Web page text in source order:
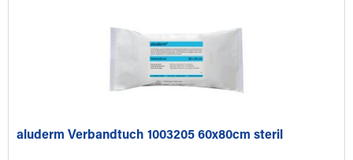
aluderm Verbandtuch 1003205 60x80cm steril